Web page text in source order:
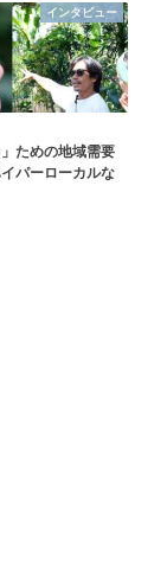
インタビュー
」ための地域需要
パーローカルな